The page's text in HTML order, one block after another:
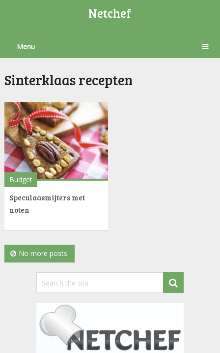
Netchef
Menu
Sinterklaas recepten
Budget
Speculaasmijters met
noten
No more posts.